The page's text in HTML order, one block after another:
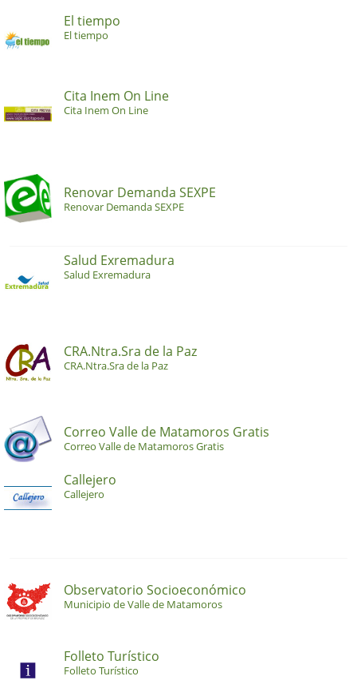
El tiempo
El tiempo
Cita Inem On Line
Cita Inem On Line
Renovar Demanda SEXPE
Renovar Demanda SEXPE
Salud Exremadura
Salud Exremadura
CRA.Ntra.Sra de la Paz
CRA.Ntra.Sra de la Paz
Correo Valle de Matamoros Gratis
Correo Valle de Matamoros Gratis
Callejero
Callejero
Observatorio Socioeconómico
Municipio de Valle de Matamoros
Folleto Turístico
Folleto Turístico